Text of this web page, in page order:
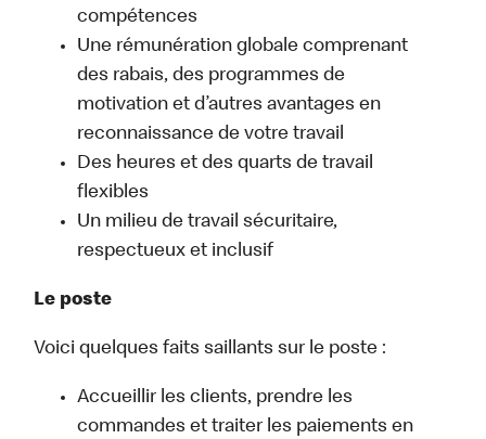
compétences
Une rémunération globale comprenant
des rabais, des programmes de
motivation et d’autres avantages en
reconnaissance de votre travail
Des heures et des quarts de travail
flexibles
Un milieu de travail sécuritaire,
respectueux et inclusif
Le poste
Voici quelques faits saillants sur le poste :
Accueillir les clients, prendre les
commandes et traiter les paiements en